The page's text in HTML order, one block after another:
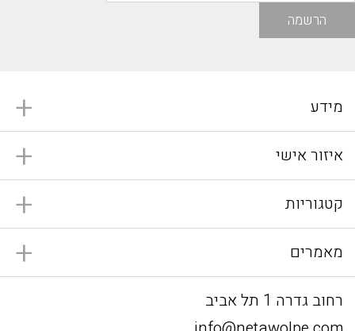
הרשמה
מידע
איזור אישי
קטגוריות
מאמרים
רחוב גדרה 1 תל אביב